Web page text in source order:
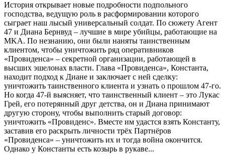
История открывает новые подробности подпольного
господства, ведущую роль в расформировании которого
сыграет наш лысый универсальный солдат. По сюжету Агент
47 и Диана Бернвуд – лучшие в мире убийцы, работающие на
MKA. По незнанию, они были наняты таинственным
клиентом, чтобы уничтожить ряд оперативников
«Провиденса» – секретной организации, работающей в
высших эшелонах власти. Глава «Провиденса», Константа,
находит подход к Диане и заключает с ней сделку:
уничтожить таинственного клиента и узнать о прошлом 47-го.
Но когда 47-й выясняет, что таинственный клиент – это Лукас
Грей, его потерянный друг детства, он и Диана принимают
другую сторону, чтобы выполнить старый договор:
уничтожить «Провиденс». Вместе им удастся взять Константу,
заставив его раскрыть личности трёх Партнёров
«Провиденса» – уничтожить их и тогда война окончится.
Однако у Константы есть козырь в рукаве...